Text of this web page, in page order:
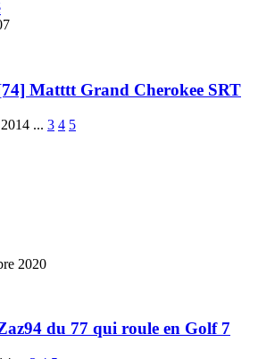
Matttt Grand Cherokee SRT
... 3 4 5
2020
du 77 qui roule en Golf 7